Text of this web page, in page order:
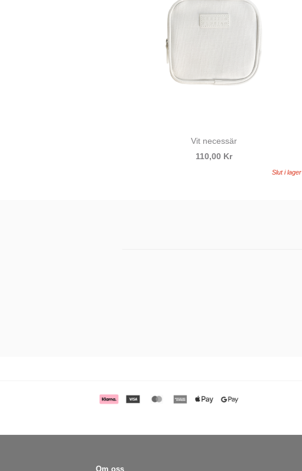
Vit necessär
110,00 Kr
Slut i lager
Om oss